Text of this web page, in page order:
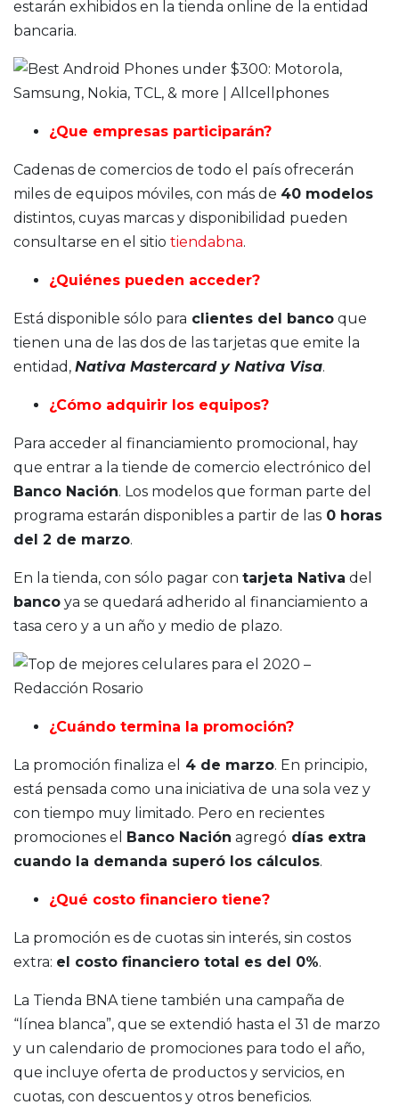
estarán exhibidos en la tienda online de la entidad
bancaria.
¿Que empresas participarán?
Cadenas de comercios de todo el país ofrecerán
miles de equipos móviles, con más de 40 modelos
distintos, cuyas marcas y disponibilidad pueden
consultarse en el sitio tiendabna.
¿Quiénes pueden acceder?
Está disponible sólo para clientes del banco que
tienen una de las dos de las tarjetas que emite la
entidad, Nativa Mastercard y Nativa Visa.
¿Cómo adquirir los equipos?
Para acceder al financiamiento promocional, hay
que entrar a la tiende de comercio electrónico del
Banco Nación. Los modelos que forman parte del
programa estarán disponibles a partir de las 0 horas
del 2 de marzo.
En la tienda, con sólo pagar con tarjeta Nativa del
banco ya se quedará adherido al financiamiento a
tasa cero y a un año y medio de plazo.
¿Cuándo termina la promoción?
La promoción finaliza el 4 de marzo. En principio,
está pensada como una iniciativa de una sola vez y
con tiempo muy limitado. Pero en recientes
promociones el
Banco Nación agregó días extra
cuando la demanda superó los cálculos.
¿Qué costo financiero tiene?
La promoción es de cuotas sin interés, sin costos
extra: el costo financiero total es del 0%.
La Tienda BNA tiene también una campaña de
“línea blanca”, que se extendió hasta el 31 de marzo
y un calendario de promociones para todo el año,
que incluye oferta de productos y servicios, en
cuotas, con descuentos y otros beneficios.